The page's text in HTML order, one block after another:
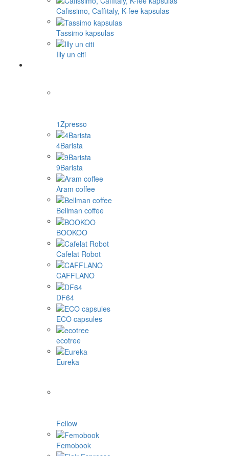
Cafissimo, Caffitaly, K-fee kapsulas
Tassimo kapsulas
Illy un citi
1Zpresso
4Barista
9Barista
Aram coffee
Bellman coffee
BOOKOO
Cafelat Robot
CAFFLANO
DF64
ECO capsules
ecotree
Eureka
Fellow
Femobook